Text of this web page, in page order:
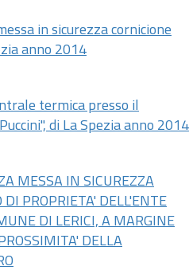
in sicurezza cornicione
anno 2014
termica presso il
di La Spezia anno 2014
MESSA IN SICUREZZA
PROPRIETA' DELL'ENTE
DI LERICI, A MARGINE
DELLA